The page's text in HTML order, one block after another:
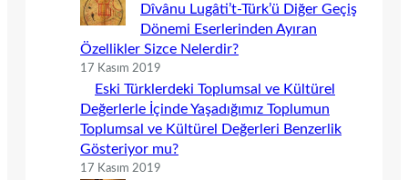
Dîvânu Lugâti’t-Türk’ü Diğer Geçiş
Dönemi Eserlerinden Ayıran
Özellikler Sizce Nelerdir?
17 Kasım 2019
Eski Türklerdeki Toplumsal ve Kültürel
Değerlerle İçinde Yaşadığımız Toplumun
Toplumsal ve Kültürel Değerleri Benzerlik
Gösteriyor mu?
17 Kasım 2019